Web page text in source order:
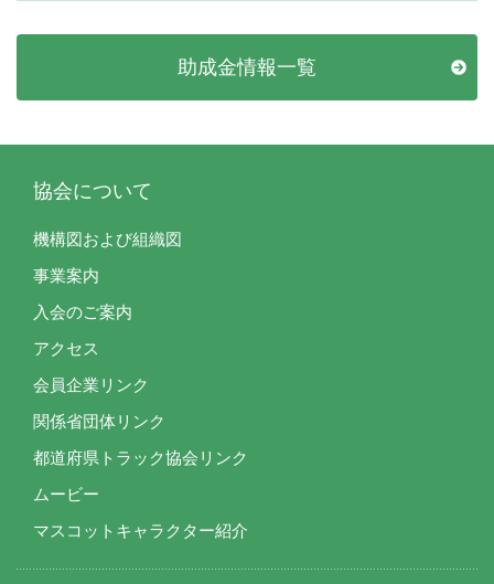
助成金情報一覧
協会について
機構図および組織図
事業案内
入会のご案内
アクセス
会員企業リンク
関係省団体リンク
都道府県トラック協会リンク
ムービー
マスコットキャラクター紹介